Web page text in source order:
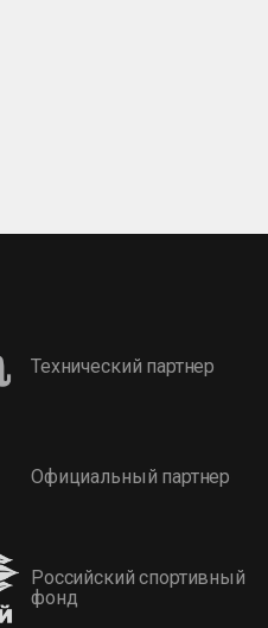
Технический партнер
Официальный партнер
Российский спортивный
фонд